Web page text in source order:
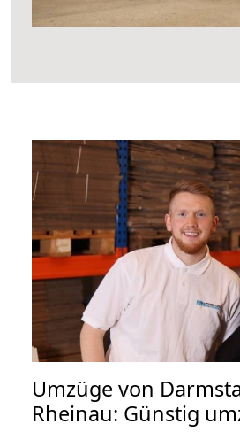
Umzüge von
Rheinau: Günstig